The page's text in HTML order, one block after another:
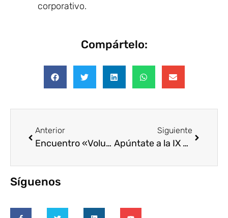
corporativo.
Compártelo:
Anterior
Encuentro «Voluntariado corporativo: visión desde España y EEUU»
Siguiente
Apúntate a la IX edición del ‘Día Solidario de las Empresas’
Síguenos